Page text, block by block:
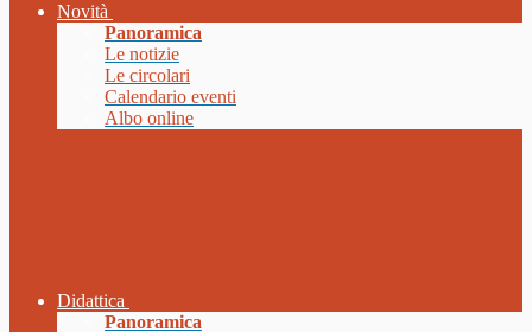
Novità
Panoramica
Le notizie
Le circolari
Calendario eventi
Albo online
Didattica
Panoramica